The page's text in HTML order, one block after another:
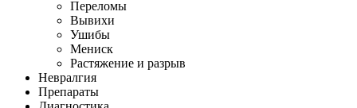
Переломы
Вывихи
Ушибы
Мениск
Растяжение и разрыв
Невралгия
Препараты